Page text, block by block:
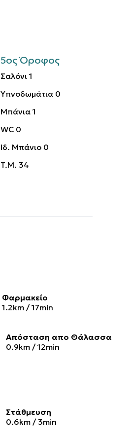
5ος Όροφος
Σαλόνι 1
Υπνοδωμάτια 0
Μπάνια 1
WC 0
Ιδ. Μπάνιο 0
T.M. 34
Φαρμακείο
1.2km /17min
Απόσταση απο Θάλασσα
0.9km / 12min
Στάθμευση
0.6km / 3min